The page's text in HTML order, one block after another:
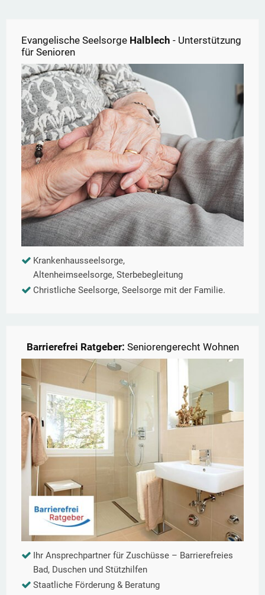
Evangelische Seelsorge Halblech - Unterstützung
für Senioren
Krankenhausseelsorge,
Altenheimseelsorge, Sterbebegleitung
Christliche Seelsorge, Seelsorge mit der Familie.
Barrierefrei Ratgeber: Seniorengerecht Wohnen
Ihr Ansprechpartner für Zuschüsse – Barrierefreies
Bad, Duschen und Stützhilfen
Staatliche Förderung & Beratung